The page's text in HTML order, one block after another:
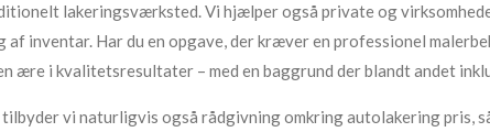
lakeringsværksted. Vi hjælper også private og
af inventar. Har du en opgave, der kræver en professionel
ære i kvalitetsresultater – med en baggrund der blandt andet
vi naturligvis også rådgivning omkring autolakering pris,